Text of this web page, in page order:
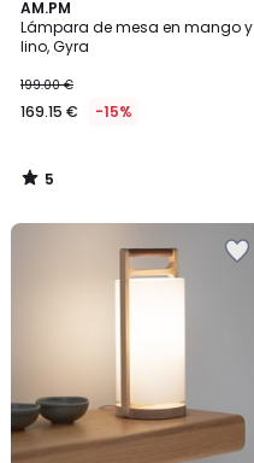
AM.PM
Lámpara de mesa en mango y
lino, Gyra
199.00 €
169.15 € -15%
5
/
5
5
/